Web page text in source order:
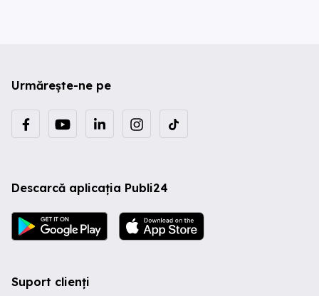
Urmărește-ne pe
Descarcă aplicația Publi24
Suport clienți